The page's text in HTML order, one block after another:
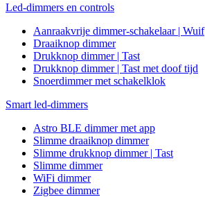
Led-dimmers en controls
Aanraakvrije dimmer-schakelaar | Wuif
Draaiknop dimmer
Drukknop dimmer | Tast
Drukknop dimmer | Tast met doof tijd
Snoerdimmer met schakelklok
Smart led-dimmers
Astro BLE dimmer met app
Slimme draaiknop dimmer
Slimme drukknop dimmer | Tast
Slimme dimmer
WiFi dimmer
Zigbee dimmer